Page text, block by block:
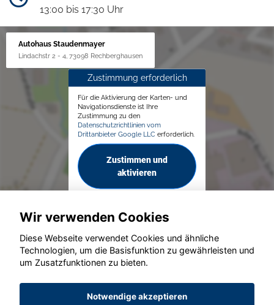
13:00 bis 17:30 Uhr
Autohaus Staudenmayer
Lindachstr 2 - 4, 73098 Rechberghausen
Zustimmung erforderlich
Für die Aktivierung der Karten- und
Navigationsdienste ist Ihre
Zustimmung zu den
Datenschutzrichtlinien vom
Drittanbieter Google LLC erforderlich.
Zustimmen und
aktivieren
© konjunkturmotor.de GmbH 2020 - 2026
Wir verwenden Cookies
Diese Webseite verwendet Cookies und ähnliche
Technologien, um die Basisfunktion zu gewährleisten und
um Zusatzfunktionen zu bieten.
Notwendige akzeptieren